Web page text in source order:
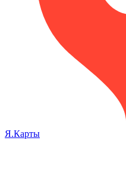
Я.Карты